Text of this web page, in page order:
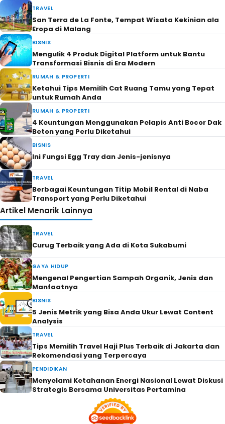
TRAVEL
San Terra de La Fonte, Tempat Wisata Kekinian ala
Eropa di Malang
BISNIS
Mengulik 4 Produk Digital Platform untuk Bantu
Transformasi Bisnis di Era Modern
RUMAH & PROPERTI
Ketahui Tips Memilih Cat Ruang Tamu yang Tepat
untuk Rumah Anda
RUMAH & PROPERTI
4 Keuntungan Menggunakan Pelapis Anti Bocor Dak
Beton yang Perlu Diketahui
BISNIS
Ini Fungsi Egg Tray dan Jenis-jenisnya
TRAVEL
Berbagai Keuntungan Titip Mobil Rental di Naba
Transport yang Perlu Diketahui
Artikel Menarik Lainnya
TRAVEL
Curug Terbaik yang Ada di Kota Sukabumi
GAYA HIDUP
Mengenal Pengertian Sampah Organik, Jenis dan
Manfaatnya
BISNIS
5 Jenis Metrik yang Bisa Anda Ukur Lewat Content
Analysis
TRAVEL
Tips Memilih Travel Haji Plus Terbaik di Jakarta dan
Rekomendasi yang Terpercaya
PENDIDIKAN
Menyelami Ketahanan Energi Nasional Lewat Diskusi
Strategis Bersama Universitas Pertamina